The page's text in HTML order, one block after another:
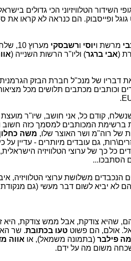
השידור הטלוויזיוני הכי גדולים
גוגל ופייסבוק. הם כנראה לא קראו
מרשת ויוסי ורשבסקי מערוץ 10, שלחו מכתב (ומיד
(אבי ברגר) וליו"ר הרשות השנייה (
דבריו של מנכ"ל חברת הבזק
וכותבים מכתבים תלושים מכל
קודם כל, אני חושב, שיו"ר מועצת
המכותבים למסמך כזה חשוב
של רוה"מ ושר האוצר שלו, משה
גם עובדים מיותרים - עדיין
כל כך של ערוצי הטלוויזיה
הסתבכו...
הנכבדים משלושת ערוצי
לא יביא לשום דבר מעשי (גם
שהיא צודקת, אבל ממש צודקת, היא
אולם, הם פשוטטעו בכתובת. שר
פילבר (בתמונה משמאל), או אווה
משום מה על ידם.